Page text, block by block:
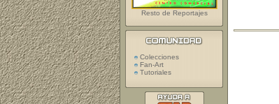
Resto de Reportajes
Colecciones
Fan-Art
Tutoriales